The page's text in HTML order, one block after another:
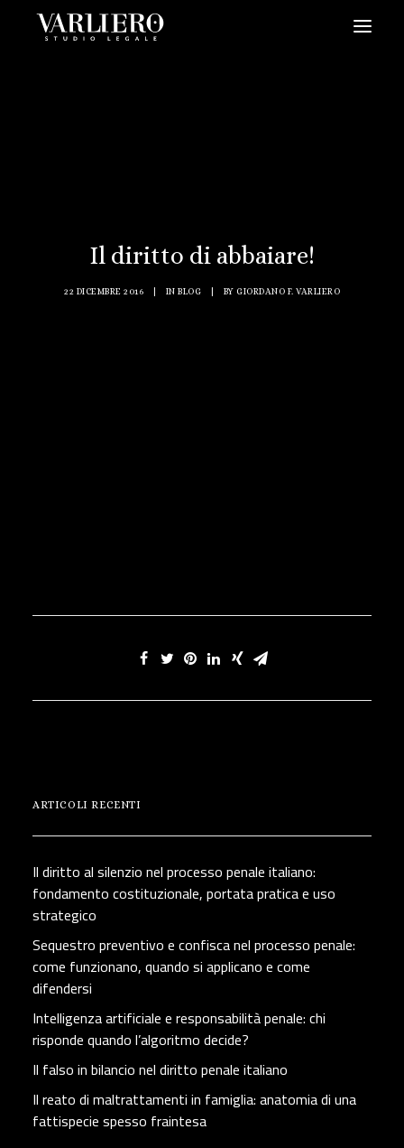
Il diritto di abbaiare!
22 DICEMBRE 2016 IN BLOG BY GIORDANO F. VARLIERO
ARTICOLI RECENTI
Il diritto al silenzio nel processo penale italiano:
fondamento costituzionale, portata pratica e uso
strategico
Sequestro preventivo e confisca nel processo penale:
come funzionano, quando si applicano e come
difendersi
Intelligenza artificiale e responsabilità penale: chi
risponde quando l’algoritmo decide?
Il falso in bilancio nel diritto penale italiano
Il reato di maltrattamenti in famiglia: anatomia di una
fattispecie spesso fraintesa